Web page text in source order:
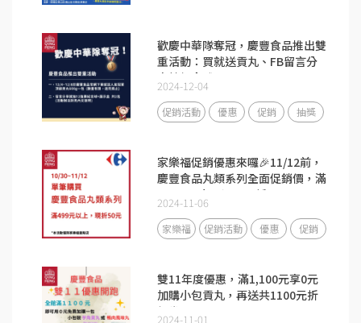
歡慶中華隊奪冠，慶豐食品推出雙
重活動：買就送貢丸、FB留言分
享抽紀念球
2024-12-04
促銷活動 優惠 促銷 抽獎
家樂福促銷優惠來囉🎉11/12前，
慶豐食品丸類系列全面促銷價，滿
499元以上，還可現折50元。
2024-11-06
家樂福 促銷活動 優惠 促銷
雙11年度優惠，滿1,100元享0元
加購小包貢丸，再送共1100元折
價券！
2024-11-01